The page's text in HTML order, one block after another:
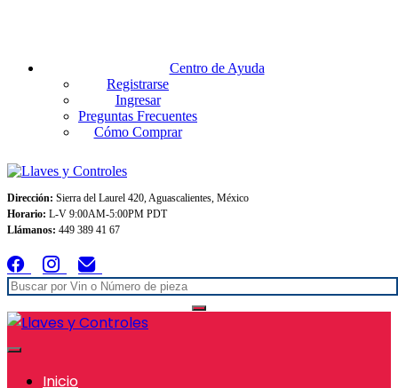
Centro de Ayuda
Registrarse
Ingresar
Preguntas Frecuentes
Cómo Comprar
Dirección: Sierra del Laurel 420, Aguascalientes, México
Horario: L-V 9:00AM-5:00PM PDT
Llámanos: 449 389 41 67
Inicio